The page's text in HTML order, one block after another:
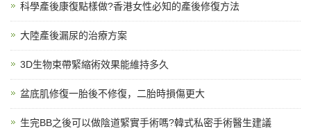
科學產後康復點樣做?香港女性必知的產後修復方法
大陸產後漏尿的治療方案
3D生物束帶緊縮術效果能維持多久
盆底肌修復一胎後不修復，二胎時損傷更大
生完BB之後可以做陰道緊實手術嗎?韓式私密手術醫生建議